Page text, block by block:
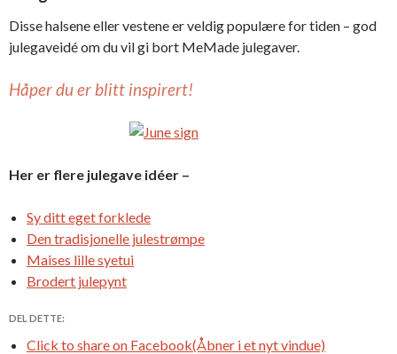
Disse halsene eller vestene er veldig populære for tiden – god
julegaveidé om du vil gi bort MeMade julegaver.
Håper du er blitt inspirert!
Her er flere julegave idéer –
Sy ditt eget forklede
Den tradisjonelle julestrømpe
Maises lille syetui
Brodert julepynt
DEL DETTE:
Click to share on Facebook(Åbner i et nyt vindue)